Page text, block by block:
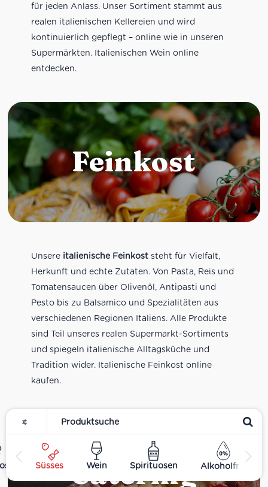
Süsses Wein Spirituosen Alkoholfrei
für jeden Anlass. Unser Sortiment stammt aus
realen italienischen Kellereien und wird
kontinuierlich gepflegt – online wie in unseren
Supermärkten. Italienischen Wein online
entdecken.
Feinkost
Unsere italienische Feinkoststeht für Vielfalt,
Herkunft und echte Zutaten. Von Pasta, Reis und
Tomatensaucen über Olivenöl, Antipasti und
Pesto bis zu Balsamico und Spezialitäten aus
verschiedenen Regionen Italiens. Alle Produkte
sind Teil unseres realen Supermarkt-Sortiments
und spiegeln italienische Alltagsküche und
Tradition wider. Italienische Feinkost online
kaufen.
Catering